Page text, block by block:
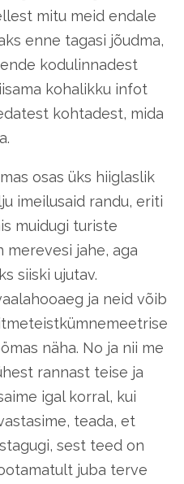
mitu meid endale
enne tagasi jõudma,
kodulinnadest
kohalikku infot
kohtadest, mida
osas üks hiiglaslik
imeilusaid randu, eriti
muidugi turiste
merevesi jahe, aga
siiski ujutav.
ja neid võib
näha. No ja nii me
rannast teise ja
igal korral, kui
teada, et
sest teed on
juba terve